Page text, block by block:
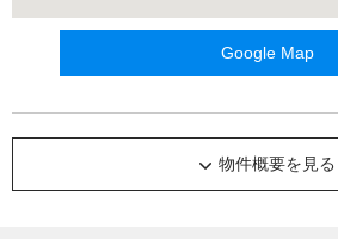
Google Map
物件概要を見る